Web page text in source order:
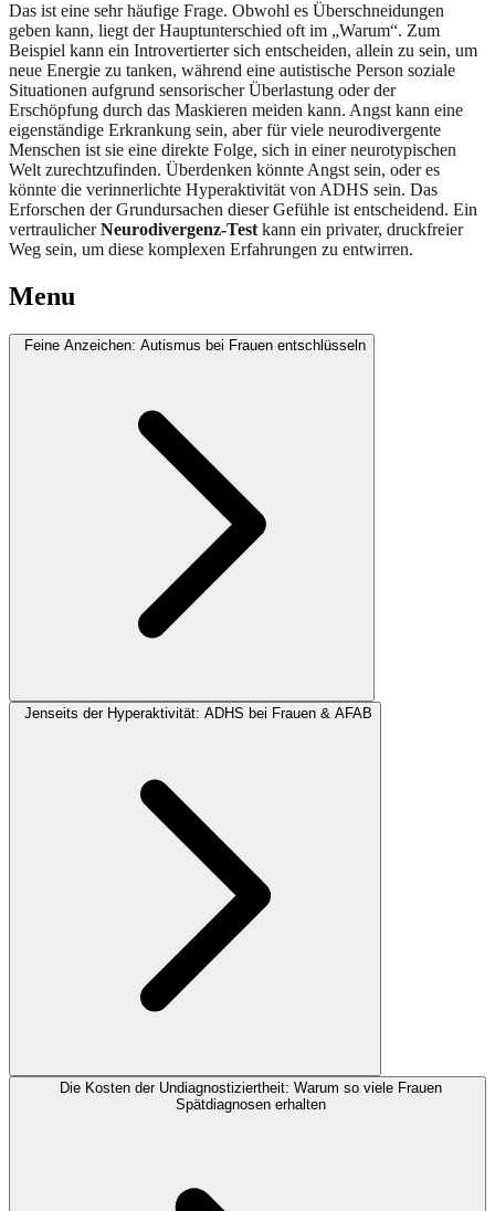
Das ist eine sehr häufige Frage. Obwohl es Überschneidungen
geben kann, liegt der Hauptunterschied oft im „Warum“. Zum
Beispiel kann ein Introvertierter sich entscheiden, allein zu sein, um
neue Energie zu tanken, während eine autistische Person soziale
Situationen aufgrund sensorischer Überlastung oder der
Erschöpfung durch das Maskieren meiden kann. Angst kann eine
eigenständige Erkrankung sein, aber für viele neurodivergente
Menschen ist sie eine direkte Folge, sich in einer neurotypischen
Welt zurechtzufinden. Überdenken könnte Angst sein, oder es
könnte die verinnerlichte Hyperaktivität von ADHS sein. Das
Erforschen der Grundursachen dieser Gefühle ist entscheidend. Ein
vertraulicherNeurodivergenz-Test kann ein privater, druckfreier
Weg sein, um diese komplexen Erfahrungen zu entwirren.
Menu
Feine Anzeichen: Autismus bei Frauen entschlüsseln
Jenseits der Hyperaktivität: ADHS bei Frauen & AFAB
Die Kosten der Undiagnostiziertheit: Warum so viele Frauen
Spätdiagnosen erhalten